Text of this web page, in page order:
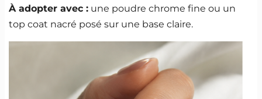
À adopter avec : une poudre chrome fine ou un
top coat nacré posé sur une base claire.